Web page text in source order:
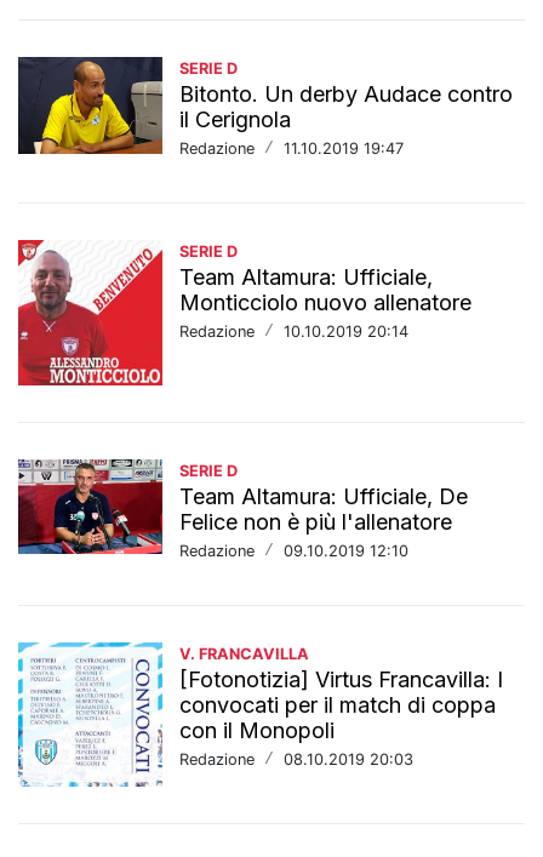
SERIE D
Bitonto. Un derby Audace contro
il Cerignola
Redazione / 11.10.2019 19:47
SERIE D
Team Altamura: Ufficiale,
Monticciolo nuovo allenatore
Redazione / 10.10.2019 20:14
SERIE D
Team Altamura: Ufficiale, De
Felice non è più l'allenatore
Redazione / 09.10.2019 12:10
V. FRANCAVILLA
[Fotonotizia] Virtus Francavilla: I
convocati per il match di coppa
con il Monopoli
Redazione / 08.10.2019 20:03